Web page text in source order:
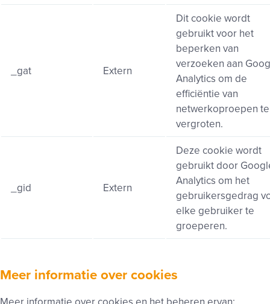
_gat Extern
Dit cookie wordt
gebruikt voor het
beperken van
verzoeken aan
Analytics om de
efficiëntie van
netwerkoproepen te
vergroten.
_gid Extern
Deze cookie wordt
gebruikt door
Analytics om het
gebruikersgedrag
elke gebruiker te
groeperen.
Meer informatie over cookies